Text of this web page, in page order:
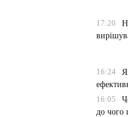
17:20
16:24
16:05
до чого